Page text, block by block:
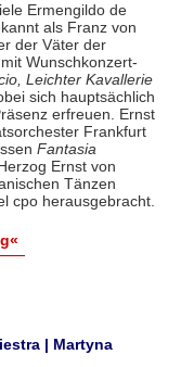
Ermengildo de
als Franz von
der Väter der
Wunschkonzert-
Leichter Kavallerie
sich hauptsächlich
erfreuen. Ernst
Frankfurt
Fantasia
Ernst von
Tänzen
cpo herausgebracht.
| Martyna